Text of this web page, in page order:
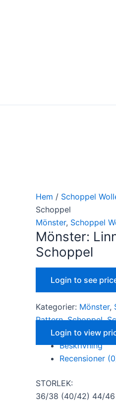
Hem / Schoppel
Schoppel
Mönster, Schoppel
Mönster:
Schoppel
Login to see
Kategorier: Mönster,
Pattern,Schoppel,
Login to view
Beskrivning
Recensioner
STORLEK:
36/38 (40/42) 44/
Nödvändiga
Dessa kakor
går inte att
att hemsidan
taget ska
fungera.